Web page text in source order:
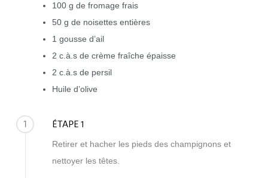
100 g de fromage frais
50 g de noisettes entières
1 gousse d’ail
2 c.à.s de crème fraîche épaisse
2 c.à.s de persil
Huile d’olive
1 ÉTAPE 1
Retirer et hacher les pieds des champignons et
nettoyer les têtes.